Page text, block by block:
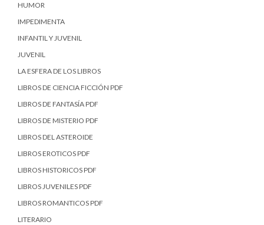
HUMOR
IMPEDIMENTA
INFANTIL Y JUVENIL
JUVENIL
LA ESFERA DE LOS LIBROS
LIBROS DE CIENCIA FICCIÓN PDF
LIBROS DE FANTASÍA PDF
LIBROS DE MISTERIO PDF
LIBROS DEL ASTEROIDE
LIBROS EROTICOS PDF
LIBROS HISTORICOS PDF
LIBROS JUVENILES PDF
LIBROS ROMANTICOS PDF
LITERARIO